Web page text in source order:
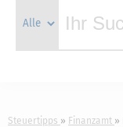
Steuertipps Finanzamt